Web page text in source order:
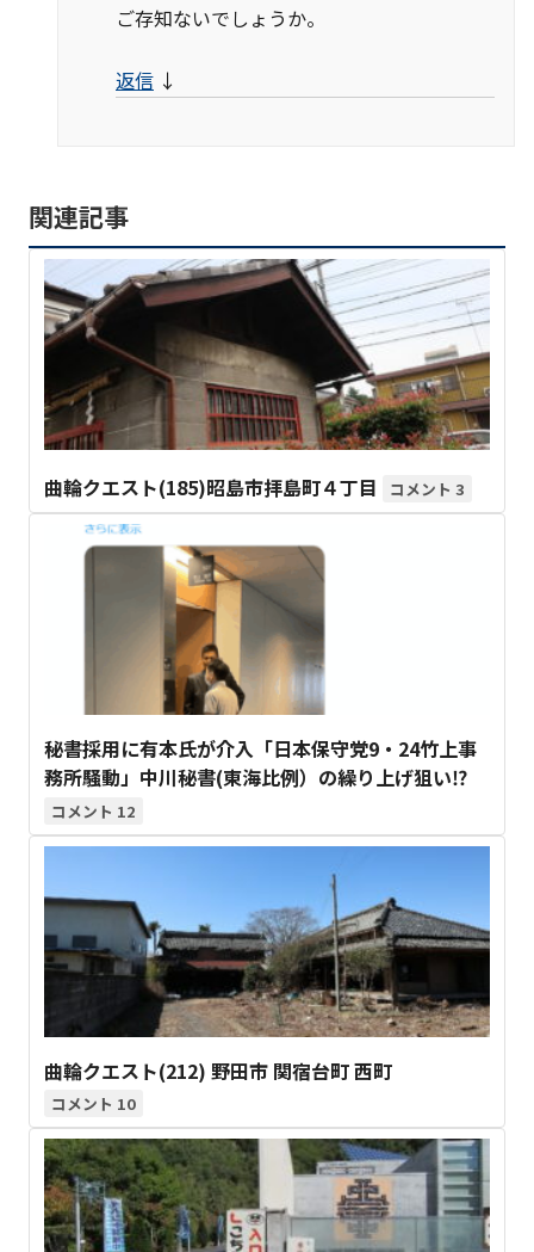
ご存知ないでしょうか。
返信 ↓
関連記事
曲輪クエスト(185)昭島市拝島町４丁目 3
秘書採用に有本氏が介入「日本保守党9・24竹上事
務所騒動」中川秘書(東海比例）の繰り上げ狙い⁉
12
曲輪クエスト(212) 野田市 関宿台町 西町
10